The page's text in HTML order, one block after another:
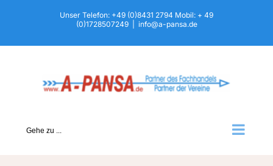
springen
Unser Telefon: +49 (0)8431 2794 Mobil: + 49
(0)1728507249
info@a-pansa.de
Gehe zu ...